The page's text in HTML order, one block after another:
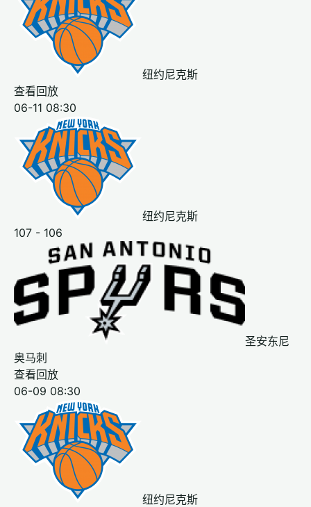
纽约尼克斯
查看回放
06-11 08:30
纽约尼克斯
107 - 106
圣安东尼
奥马刺
查看回放
06-09 08:30
纽约尼克斯